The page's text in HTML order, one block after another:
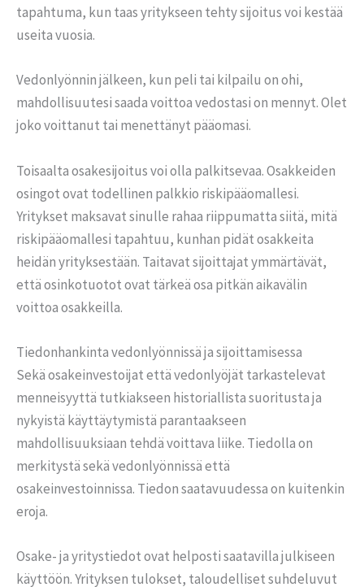
tapahtuma, kun taas yritykseen tehty sijoitus voi kestää
useita vuosia.
Vedonlyönnin jälkeen, kun peli tai kilpailu on ohi,
mahdollisuutesi saada voittoa vedostasi on mennyt. Olet
joko voittanut tai menettänyt pääomasi.
Toisaalta osakesijoitus voi olla palkitsevaa. Osakkeiden
osingot ovat todellinen palkkio riskipääomallesi.
Yritykset maksavat sinulle rahaa riippumatta siitä, mitä
riskipääomallesi tapahtuu, kunhan pidät osakkeita
heidän yrityksestään. Taitavat sijoittajat ymmärtävät,
että osinkotuotot ovat tärkeä osa pitkän aikavälin
voittoa osakkeilla.
Tiedonhankinta vedonlyönnissä ja sijoittamisessa
Sekä osakeinvestoijat että vedonlyöjät tarkastelevat
menneisyyttä tutkiakseen historiallista suoritusta ja
nykyistä käyttäytymistä parantaakseen
mahdollisuuksiaan tehdä voittava liike. Tiedolla on
merkitystä sekä vedonlyönnissä että
osakeinvestoinnissa. Tiedon saatavuudessa on kuitenkin
eroja.
Osake- ja yritystiedot ovat helposti saatavilla julkiseen
käyttöön. Yrityksen tulokset, taloudelliset suhdeluvut